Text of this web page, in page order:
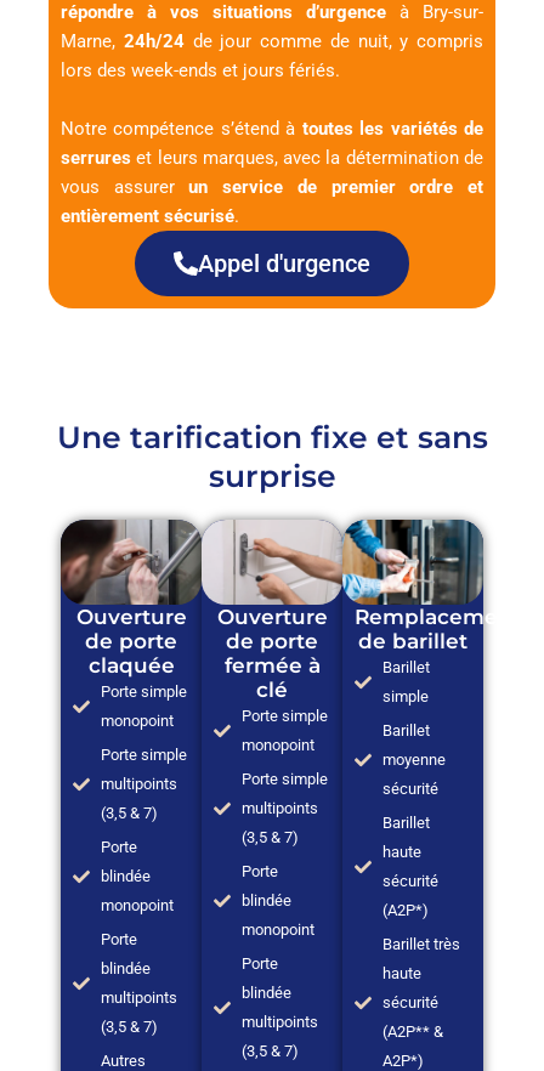
répondre à vos situations d’urgence à Bry-sur-
Marne, 24h/24de jour comme de nuit, y compris
lors des week-ends et jours fériés.
Notre compétence s’étend à toutes les variétés de
serrures et leurs marques, avec la détermination de
vous assurerun service de premier ordre et
entièrement sécurisé.
Appel d'urgence
Une tarification fixe et sans
surprise
Ouverture
de porte
claquée
Porte simple
monopoint
Porte simple
multipoints
(3,5 & 7)
Porte
blindée
monopoint
Porte
blindée
multipoints
(3,5 & 7)
Autres
Ouverture
de porte
fermée à
clé
Porte simple
monopoint
Porte simple
multipoints
(3,5 & 7)
Porte
blindée
monopoint
Porte
blindée
multipoints
(3,5 & 7)
Remplacement
de barillet
Barillet
simple
Barillet
moyenne
sécurité
Barillet
haute
sécurité
(A2P*)
Barillet très
haute
sécurité
(A2P** &
A2P*)